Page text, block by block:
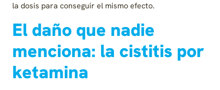
la dosis para conseguir el mismo efecto.
El daño que nadie
menciona: la cistitis por
ketamina